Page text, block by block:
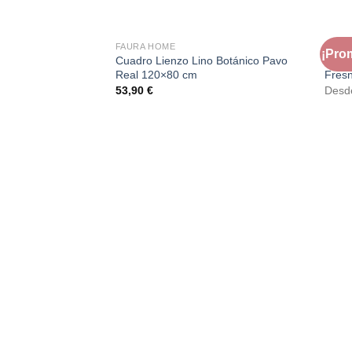
FAURA HOME
Cuadro Lienzo Lino Botánico Pavo
Real 120×80 cm
53,90 €